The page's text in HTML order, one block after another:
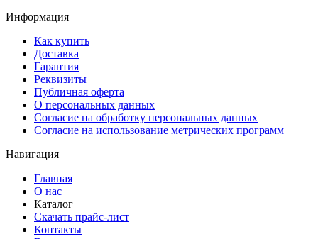
Информация
Как купить
Доставка
Гарантия
Реквизиты
Публичная оферта
О персональных данных
Согласие на обработку персональных данных
Согласие на использование метрических программ
Навигация
Главная
О нас
Каталог
Скачать прайс-лист
Контакты